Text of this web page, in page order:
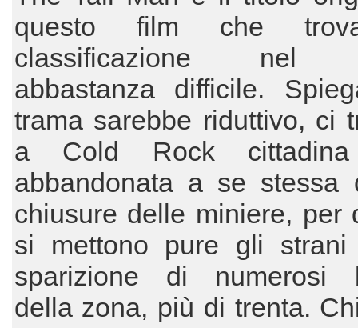
questo film che
classificazione nel
abbastanza difficile.
trama sarebbe riduttivo, ci
a Cold Rock
abbandonata a se stessa
chiusure delle miniere, per
si mettono pure gli
sparizione di numerosi
della zona, più di trenta.